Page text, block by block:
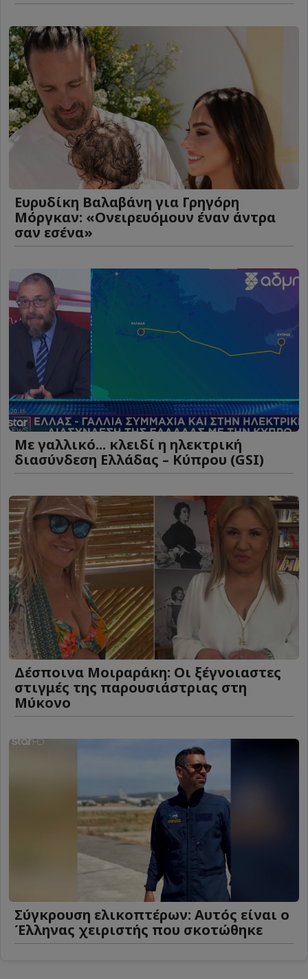
Ευρυδίκη Βαλαβάνη για Γρηγόρη
Μόργκαν: «Oνειρευόμουν έναν άντρα
σαν εσένα»
Με γαλλικό... κλειδί η ηλεκτρική
διασύνδεση Ελλάδας – Κύπρου (GSI)
Δέσποινα Μοιραράκη: Οι ξέγνοιαστες
στιγμές της παρουσιάστριας στη
Μύκονο
Σύγκρουση ελικοπτέρων: Αυτός είναι ο
Έλληνας χειριστής που σκοτώθηκε